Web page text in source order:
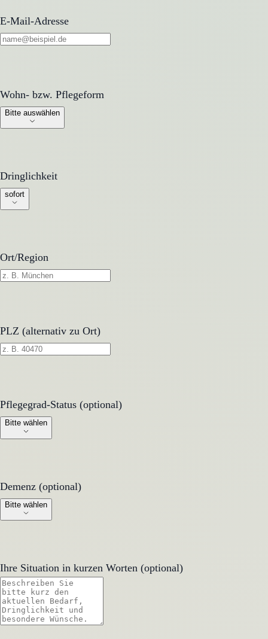
E-Mail-Adresse
Wohn- bzw. Pflegeform
Wohn- bzw. Pflegeform
Bitte auswählen
Dringlichkeit
Dringlichkeit
sofort
Ort/Region
PLZ (alternativ zu Ort)
Pflegegrad-Status (optional)
Pflegegrad-Status (optional)
Bitte wählen
Demenz (optional)
Demenz (optional)
Bitte wählen
Ihre Situation in kurzen Worten (optional)